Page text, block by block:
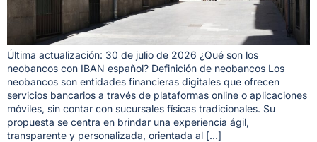
Última actualización: 30 de julio de 2026 ¿Qué son los
neobancos con IBAN español? Definición de neobancos Los
neobancos son entidades financieras digitales que ofrecen
servicios bancarios a través de plataformas online o aplicaciones
móviles, sin contar con sucursales físicas tradicionales. Su
propuesta se centra en brindar una experiencia ágil,
transparente y personalizada, orientada al […]